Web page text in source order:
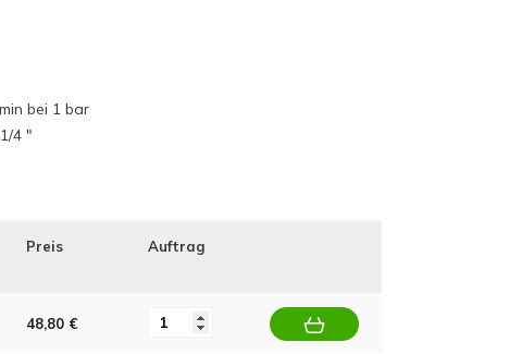
bei 1 bar
4 "
Preis Auftrag
48,80 €